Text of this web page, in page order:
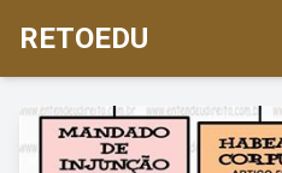
RETOEDU